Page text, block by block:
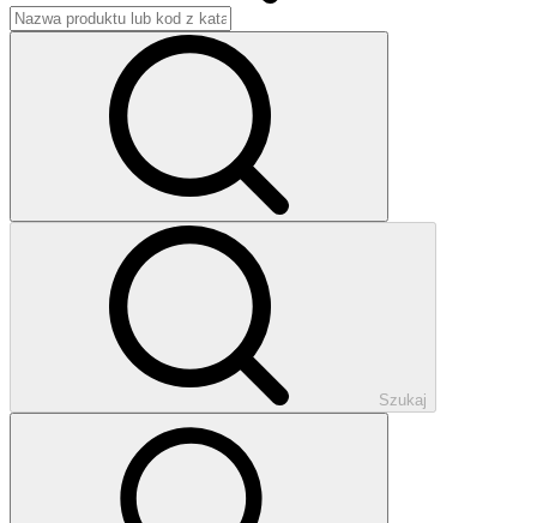
Szukaj